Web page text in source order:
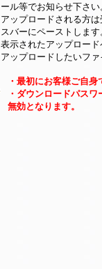
ール等でお知らせ下さい
アップロードされる方
スバーにペーストします
表示されたアップロー
アップロードしたいフ
・最初にお客様ご自身
・ダウンロードパス
無効となります。